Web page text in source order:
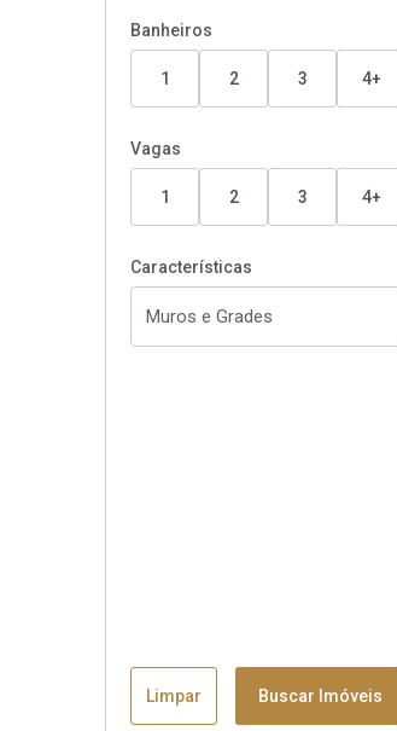
Banheiros
1 2 3 4+
Vagas
1 2 3 4+
Características
Limpar Buscar Imóveis